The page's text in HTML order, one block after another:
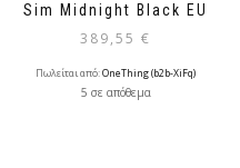
Sim Midnight Black EU
389,55 €
Πωλείται από:OneThing (b2b-XiFq)
5 σε απόθεμα